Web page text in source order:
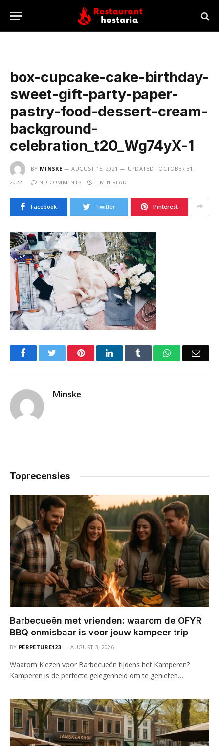
box-cupcake-cake-birthday-
sweet-gift-party-paper-
pastry-food-dessert-cream-
background-
celebration_t20_Wg74yX-1
BY MINSKE AUGUST 15, 2021 UPDATED: OCTOBER 31,
2022
NO COMMENTS 1 MIN READ
Facebook Twitter Pinterest
FacebookTwitter PinterestLinkedIn Tumblr WhatsApp
Minske
Toprecensies
Barbecueën met vrienden: waarom de OFYR
BBQ onmisbaar is voor jouw kampeer trip
BY PERPETURE123 AUGUST 3, 2026
Waarom Kiezen voor Barbecueën tijdens het Kamperen?
Kamperen is de perfecte gelegenheid om te genieten…